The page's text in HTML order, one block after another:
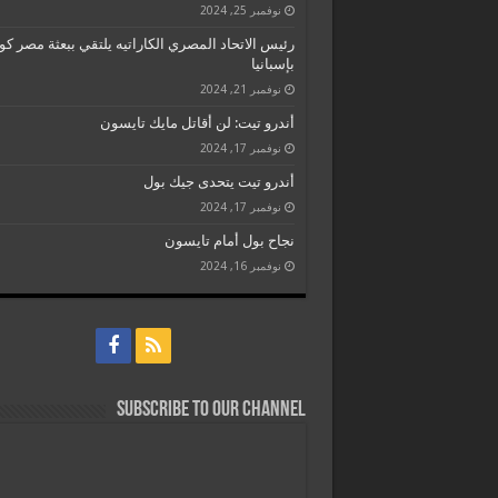
نوفمبر 25, 2024
رئيس الاتحاد المصري الكاراتيه يلتقي ببعثة مصر
بإسبانيا
نوفمبر 21, 2024
أندرو تيت: لن أقاتل مايك تايسون
نوفمبر 17, 2024
أندرو تيت يتحدى جيك بول
نوفمبر 17, 2024
نجاح بول أمام تايسون
نوفمبر 16, 2024
Subscribe to our Channel